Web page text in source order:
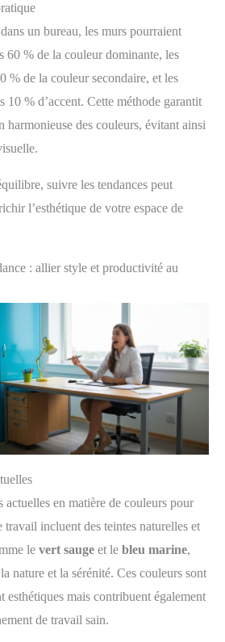
un bureau, les murs pourraient
60 % de la couleur dominante, les
% de la couleur secondaire, et les
10 % d’accent. Cette méthode garantit
harmonieuse des couleurs, évitant ainsi
suivre les tendances peut
l’esthétique de votre espace de
: allier style et productivité au
actuelles en matière de couleurs pour
travail incluent des teintes naturelles et
le vert sauge et le bleu marine,
nature et la sérénité. Ces couleurs sont
esthétiques mais contribuent également
de travail sain.